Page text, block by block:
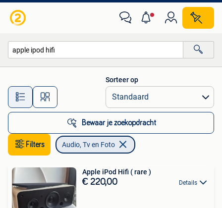
Alle afstanden…
Sorteer op
Bewaar je zoekopdracht
Filters Audio, Tv en Foto
Apple iPod Hifi ( rare )
€ 220,00 Details